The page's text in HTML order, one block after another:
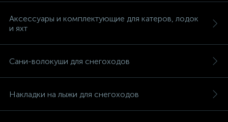
Аксессуары и комплектующие для катеров, лодок
и яхт
Сани-волокуши для снегоходов
Накладки на лыжи для снегоходов